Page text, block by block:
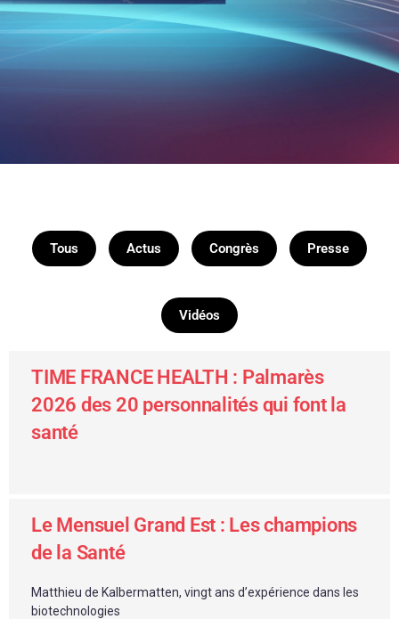
Tous Actus Congrès Presse
Vidéos
TIME FRANCE HEALTH : Palmarès
2026 des 20 personnalités qui font la
santé
Le Mensuel Grand Est : Les champions
de la Santé
Matthieu de Kalbermatten, vingt ans d’expérience dans les
biotechnologies